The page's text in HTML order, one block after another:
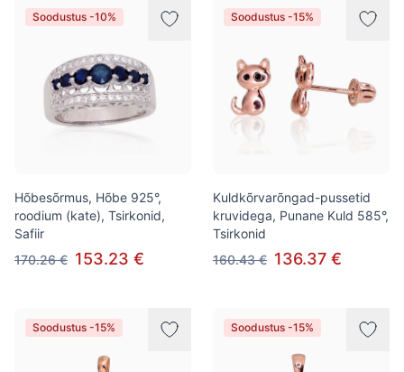
Soodustus -10%
Hõbesõrmus, Hõbe 925°,
roodium (kate), Tsirkonid,
Safiir
170.26 € 153.23 €
Soodustus -15%
Kuldkõrvarõngad-pussetid
kruvidega, Punane Kuld 585°,
Tsirkonid
160.43 € 136.37 €
Soodustus -15% Soodustus -15%